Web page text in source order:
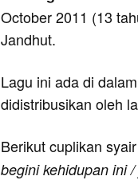
October 2011 (13
Jandhut.
Lagu ini ada di
didistribusikan oleh
Berikut cuplikan
begini kehidupan ini